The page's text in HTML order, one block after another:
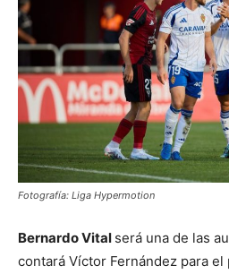
Fotografía: Liga Hypermotion
Bernardo Vital será una de las
contará Víctor Fernández para